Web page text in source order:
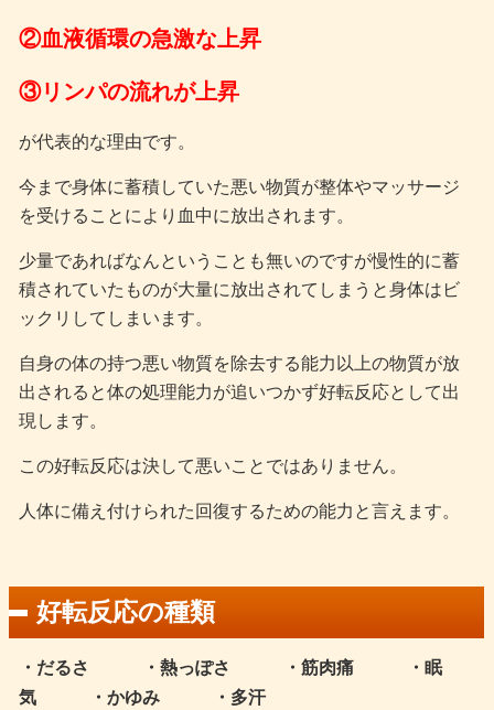
②血液循環の急激な上昇
③リンパの流れが上昇
が代表的な理由です。
今まで身体に蓄積していた悪い物質が整体やマッサージ
を受けることにより血中に放出されます。
少量であればなんということも無いのですが慢性的に蓄
積されていたものが大量に放出されてしまうと身体はビ
ックリしてしまいます。
自身の体の持つ悪い物質を除去する能力以上の物質が放
出されると体の処理能力が追いつかず好転反応として出
現します。
この好転反応は決して悪いことではありません。
人体に備え付けられた回復するための能力と言えます。
好転反応の種類
・だるさ ・熱っぽさ ・筋肉痛 ・眠
気 ・かゆみ ・多汗